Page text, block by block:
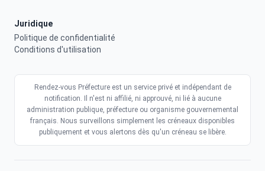
Juridique
Politique de confidentialité
Conditions d'utilisation
Rendez-vous Préfecture est un service privé et indépendant de
notification. Il n'est ni affilié, ni approuvé, ni lié à aucune
administration publique, préfecture ou organisme gouvernemental
français. Nous surveillons simplement les créneaux disponibles
publiquement et vous alertons dès qu'un créneau se libère.